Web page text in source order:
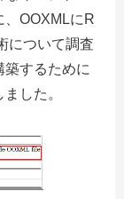
、OOXMLにR
について調査
築するために
した。